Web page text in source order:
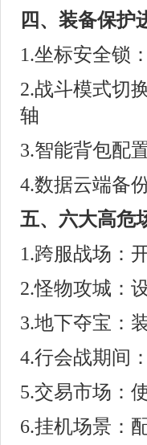
四、装备保护
1.坐标安全锁
2.战斗模式切
轴
3.智能背包配
4.数据云端备
五、六大高危
1.跨服战场：
2.怪物攻城：
3.地下夺宝：
4.行会战期间
5.交易市场：
6.挂机场景：